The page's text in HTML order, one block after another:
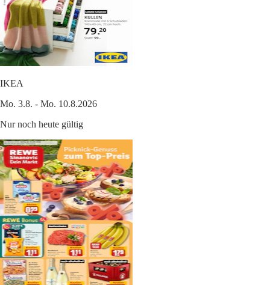
IKEA
Mo. 3.8. - Mo. 10.8.2026
Nur noch heute gültig